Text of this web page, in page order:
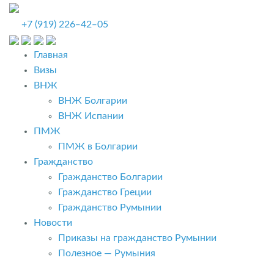
+7 (919) 226‒42‒05
Главная
Визы
ВНЖ
ВНЖ Болгарии
ВНЖ Испании
ПМЖ
ПМЖ в Болгарии
Гражданство
Гражданство Болгарии
Гражданство Греции
Гражданство Румынии
Новости
Приказы на гражданство Румынии
Полезное — Румыния